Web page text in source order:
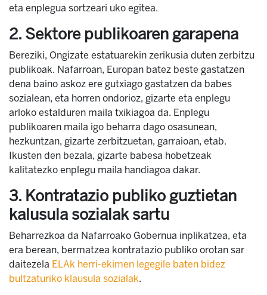
eta enplegua sortzeari uko egitea.
2. Sektore publikoaren garapena
Bereziki, Ongizate estatuarekin zerikusia duten zerbitzu
publikoak. Nafarroan, Europan batez beste gastatzen
dena baino askoz ere gutxiago gastatzen da babes
sozialean, eta horren ondorioz, gizarte eta enplegu
arloko estalduren maila txikiagoa da. Enplegu
publikoaren maila igo beharra dago osasunean,
hezkuntzan, gizarte zerbitzuetan, garraioan, etab.
Ikusten den bezala, gizarte babesa hobetzeak
kalitatezko enplegu maila handiagoa dakar.
3. Kontratazio publiko guztietan
kalusula sozialak sartu
Beharrezkoa da Nafarroako Gobernua inplikatzea, eta
era berean, bermatzea kontratazio publiko orotan sar
daitezela ELAk herri-ekimen legegile baten bidez
bultzaturiko klausula sozialak.